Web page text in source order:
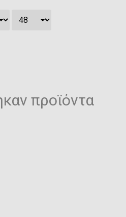
προϊόντα